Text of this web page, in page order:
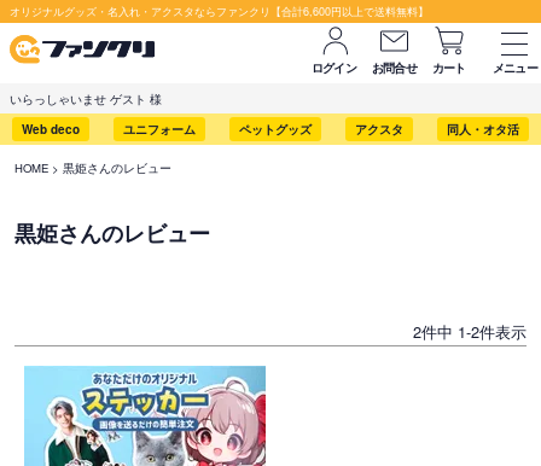
オリジナルグッズ・名入れ・アクスタならファンクリ【合計6,600円以上で送料無料】
ログイン お問合せ カート
メニュー
いらっしゃいませ ゲスト 様
Web deco
ユニフォーム ペットグッズ アクスタ 同人・オタ活
HOME 黒姫さんのレビュー
黒姫さんのレビュー
2件中 1-2件表示